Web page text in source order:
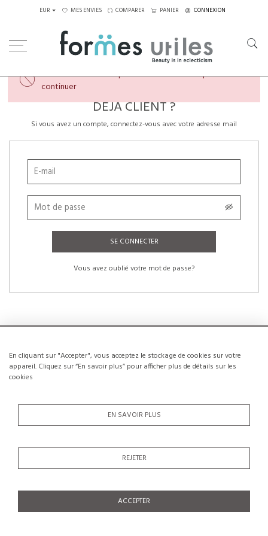
En cliquant sur "Accepter", vous acceptez le stockage de cookies sur votre
appareil. Cliquez sur “En savoir plus” pour afficher plus de détails sur les
cookies
EN SAVOIR PLUS
REJETER
ACCEPTER
EUR MES ENVIES COMPARER PANIER CONNEXION
Veuillez créer un compte ou vous connecter pour
continuer
DÉJÀ CLIENT ?
Si vous avez un compte, connectez-vous avec votre adresse mail
SE CONNECTER
Vous avez oublié votre mot de passe?
NOUVEAUX CLIENTS
La création d’un compte a de nombreux avantages: sauvegarder la liste de vos
CRÉER UN COMPTE